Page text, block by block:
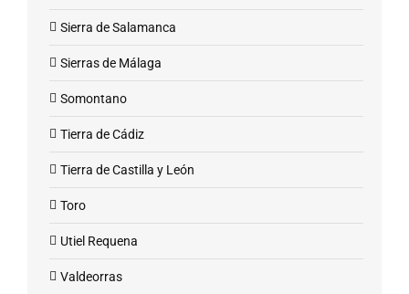
Sierra de Salamanca
Sierras de Málaga
Somontano
Tierra de Cádiz
Tierra de Castilla y León
Toro
Utiel Requena
Valdeorras